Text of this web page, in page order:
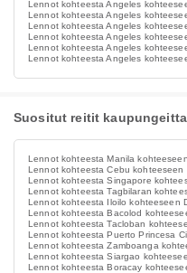
Lennot kohteesta Angeles
Lennot kohteesta Angeles
Lennot kohteesta Angeles
Lennot kohteesta Angeles
Lennot kohteesta Angeles
Lennot kohteesta Angeles
Suositut reitit
Lennot kohteesta Manila
Lennot kohteesta Cebu kohteeseen
Lennot kohteesta Singapore
Lennot kohteesta Tagbilaran
Lennot kohteesta Iloilo kohteeseen
Lennot kohteesta Bacolod
Lennot kohteesta Tacloban
Lennot kohteesta Puerto Princesa
Lennot kohteesta Zamboanga
Lennot kohteesta Siargao
Lennot kohteesta Boracay